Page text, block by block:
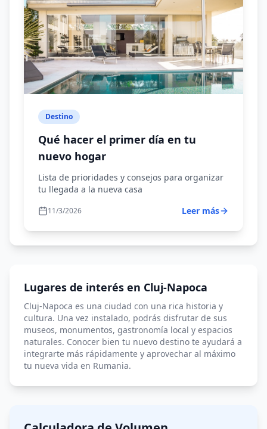
Lisboa
Londres
Luxemburgo
Malta
París
Roma
Suiza
Vilna
Destino
Qué hacer el primer día en tu
nuevo hogar
Lista de prioridades y consejos para organizar
tu llegada a la nueva casa
11/3/2026 Leer más
Lugares de interés en Cluj-Napoca
Cluj-Napoca es una ciudad con una rica historia y
cultura. Una vez instalado, podrás disfrutar de sus
museos, monumentos, gastronomía local y espacios
naturales. Conocer bien tu nuevo destino te ayudará a
integrarte más rápidamente y aprovechar al máximo
tu nueva vida en Rumania.